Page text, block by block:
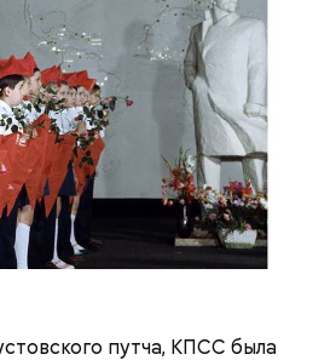
путча, КПСС была
Кондрахин назвал